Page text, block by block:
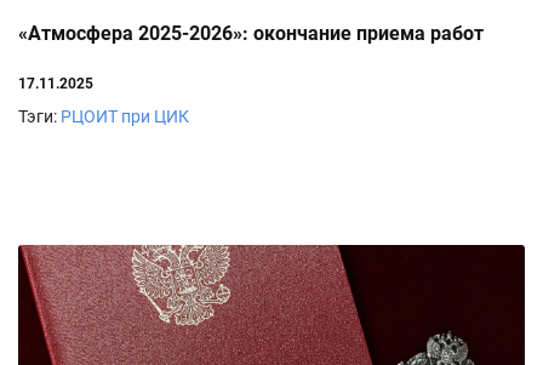
«Атмосфера 2025-2026»: окончание приема работ
17.11.2025
Тэги: РЦОИТ при ЦИК